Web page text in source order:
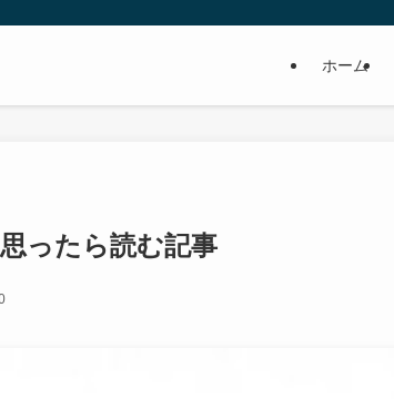
ホーム
ったら読む記事